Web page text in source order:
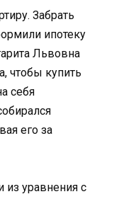
Забрать
ипотеку
Львовна
чтобы купить
себя
его за
уравнения с